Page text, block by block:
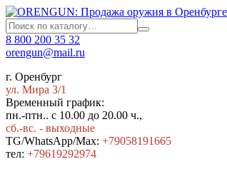
8 800 200 35 32
orengun@mail.ru
г. Оренбург
ул. Мира 3/1
Временный график:
пн.-птн.. с 10.00 до 20.00 ч.,
сб.-вс. - выходные
TG/WhatsApp/Max: +79058191665
тел: +79619292974